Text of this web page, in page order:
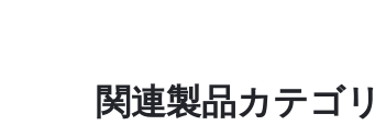
関連製品カテゴリ